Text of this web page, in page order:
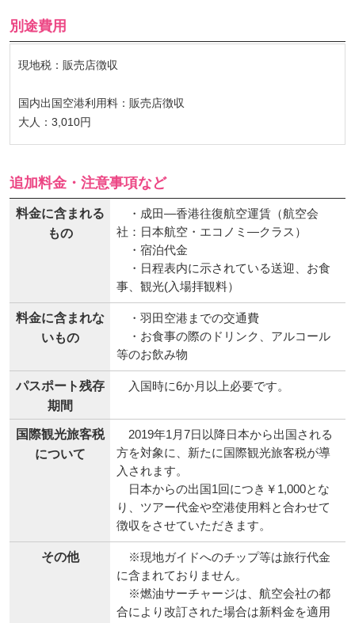
別途費用
現地税：販売店徴収
国内出国空港利用料：販売店徴収
大人：3,010円
追加料金・注意事項など
料金に含まれる
もの
・成田―香港往復航空運賃（航空会
社：日本航空・エコノミ―クラス）
・宿泊代金
・日程表内に示されている送迎、お食
事、観光(入場拝観料）
料金に含まれな
いもの
・羽田空港までの交通費
・お食事の際のドリンク、アルコール
等のお飲み物
パスポート残存
期間
入国時に6か月以上必要です。
国際観光旅客税
について
2019年1月7日以降日本から出国される
方を対象に、新たに国際観光旅客税が導
入されます。
日本からの出国1回につき￥1,000とな
り、ツアー代金や空港使用料と合わせて
徴収をさせていただきます。
その他
※現地ガイドへのチップ等は旅行代金
に含まれておりません。
※燃油サーチャージは、航空会社の都
合により改訂された場合は新料金を適用